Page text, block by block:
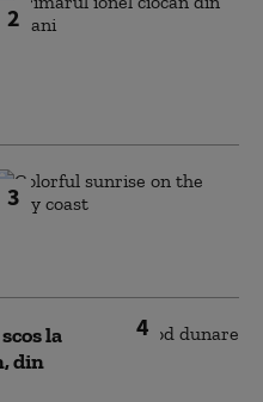
2
3
4
la
din